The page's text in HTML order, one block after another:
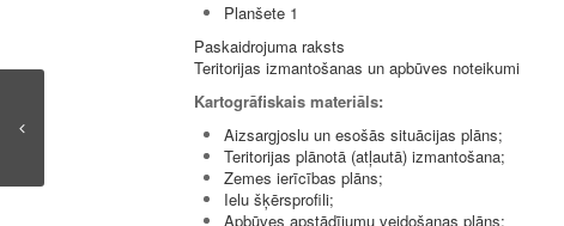
Planšete 1
Paskaidrojuma raksts
Teritorijas izmantošanas un apbūves noteikumi
Kartogrāfiskais materiāls:
Aizsargjoslu un esošās situācijas plāns;
Teritorijas plānotā (atļautā) izmantošana;
Zemes ierīcības plāns;
Ielu šķērsprofili;
Apbūves apstādījumu veidošanas plāns;